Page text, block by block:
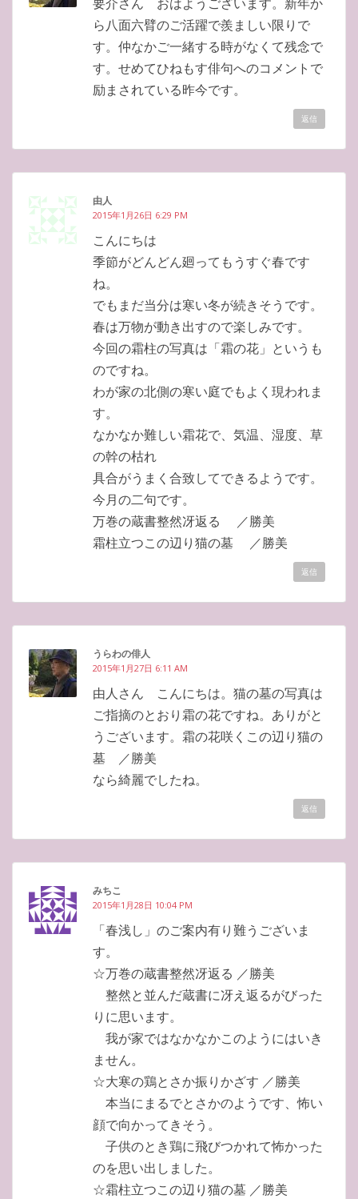
ら八面六臂のご活躍で羨ましい限りで
す。仲なかご一緒する時がなくて残念で
す。せめてひねもす俳句へのコメントで
励まされている昨今です。
返信
由人
2015年1月26日 6:29 PM
こんにちは
季節がどんどん廻ってもうすぐ春です
ね。
でもまだ当分は寒い冬が続きそうです。
春は万物が動き出すので楽しみです。
今回の霜柱の写真は「霜の花」というも
のですね。
わが家の北側の寒い庭でもよく現われま
す。
なかなか難しい霜花で、気温、湿度、草
の幹の枯れ
具合がうまく合致してできるようです。
今月の二句です。
万巻の蔵書整然冴返る ／勝美
霜柱立つこの辺り猫の墓 ／勝美
返信
うらわの俳人
2015年1月27日 6:11 AM
由人さん こんにちは。猫の墓の写真は
ご指摘のとおり霜の花ですね。ありがと
うございます。霜の花咲くこの辺り猫の
墓 ／勝美
なら綺麗でしたね。
返信
みちこ
2015年1月28日 10:04 PM
「春浅し」のご案内有り難うございま
す。
☆万巻の蔵書整然冴返る ／勝美
整然と並んだ蔵書に冴え返るがびった
りに思います。
我が家ではなかなかこのようにはいき
ません。
☆大寒の鶏とさか振りかざす ／勝美
本当にまるでとさかのようです、怖い
顔で向かってきそう。
子供のとき鶏に飛びつかれて怖かった
のを思い出しました。
☆霜柱立つこの辺り猫の墓 ／勝美